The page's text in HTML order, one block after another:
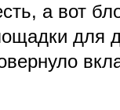
а вот
для